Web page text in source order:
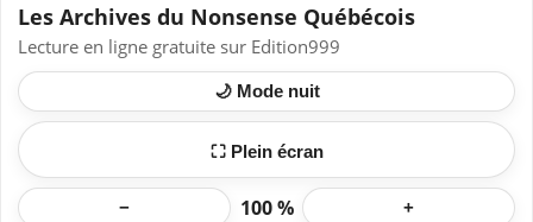
Les Archives du Nonsense Québécois
Lecture en ligne gratuite sur Edition999
🌙 Mode nuit
⛶ Plein écran
− 100 % +